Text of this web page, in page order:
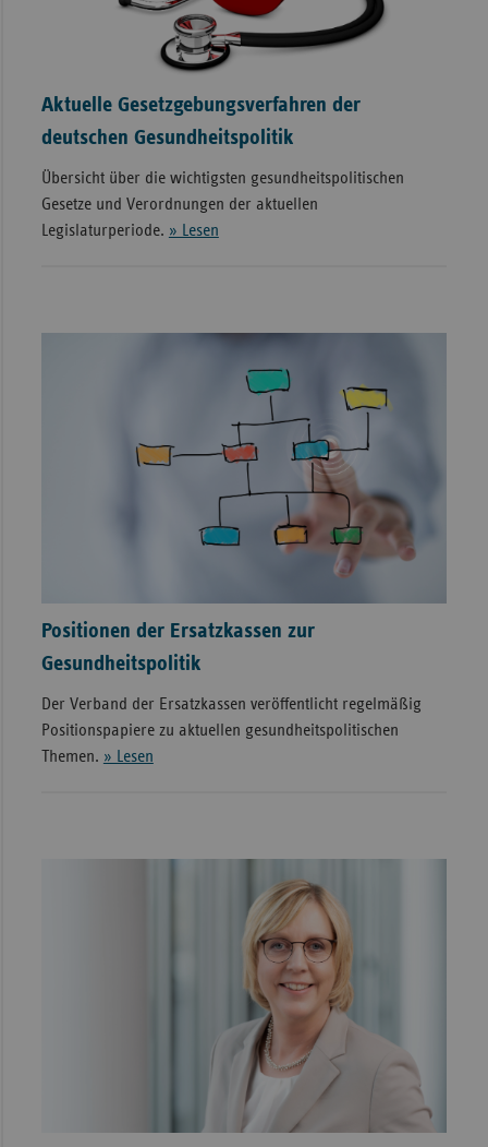
Aktuelle Gesetzgebungsverfahren der
deutschen Gesundheitspolitik
Übersicht über die wichtigsten gesundheitspolitischen
Gesetze und Verordnungen der aktuellen
Legislaturperiode. » Lesen
Positionen der Ersatzkassen zur
Gesundheitspolitik
Der Verband der Ersatzkassen veröffentlicht regelmäßig
Positionspapiere zu aktuellen gesundheitspolitischen
Themen. » Lesen